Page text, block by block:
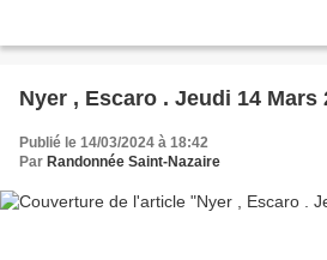
Nyer , Escaro . Jeudi 14 Mars
Publié le 14/03/2024 à 18:42
Par Randonnée Saint-Nazaire